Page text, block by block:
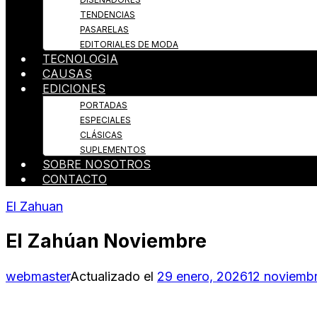
TENDENCIAS
PASARELAS
EDITORIALES DE MODA
TECNOLOGIA
CAUSAS
EDICIONES
PORTADAS
ESPECIALES
CLÁSICAS
SUPLEMENTOS
SOBRE NOSOTROS
CONTACTO
El Zahuan
El Zahúan Noviembre
webmasterActualizado el 29 enero, 202612